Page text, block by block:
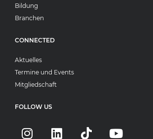
Bildung
Branchen
CONNECTED
Aktuelles
Termine und Events
Mitgliedschaft
FOLLOW US